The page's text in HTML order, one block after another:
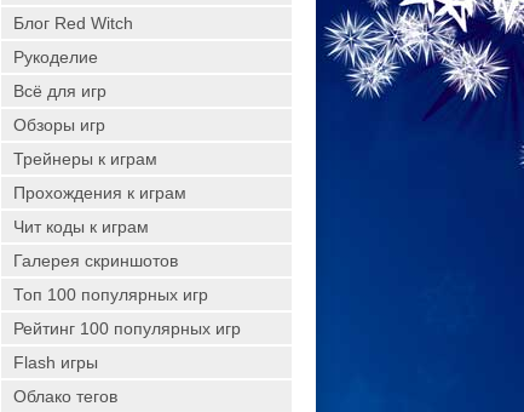
Блог Red Witch
Рукоделие
Всё для игр
Обзоры игр
Трейнеры к играм
Прохождения к играм
Чит коды к играм
Галерея скриншотов
Топ 100 популярных игр
Рейтинг 100 популярных игр
Flash игры
Облако тегов